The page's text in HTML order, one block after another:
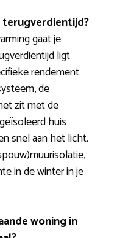
terugverdientijd?
gaat je
ligt
rendement
de
zit met de
huis
snel aan het licht.
in de winter in je
woning in